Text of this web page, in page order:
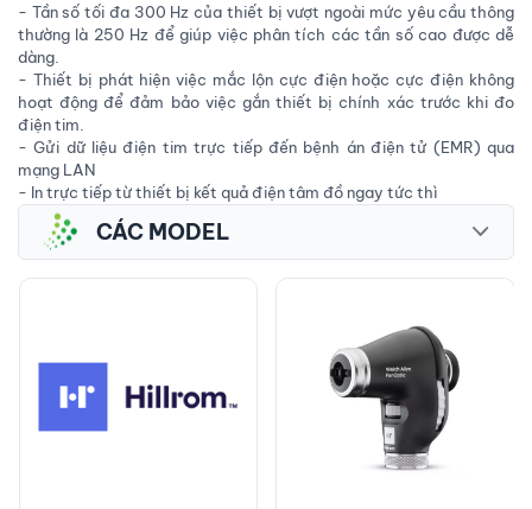
- Tần số tối đa 300 Hz của thiết bị vượt ngoài mức yêu cầu thông
thường là 250 Hz để giúp việc phân tích các tần số cao được dễ
dàng.
- Thiết bị phát hiện việc mắc lộn cực điện hoặc cực điện không
hoạt động để đảm bảo việc gắn thiết bị chính xác trước khi đo
điện tim.
- Gửi dữ liệu điện tim trực tiếp đến bệnh án điện tử (EMR) qua
mạng LAN
- In trực tiếp từ thiết bị kết quả điện tâm đồ ngay tức thì
CÁC MODEL